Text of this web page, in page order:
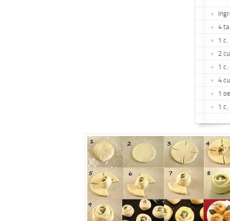
4
1
2
1 c.
4
1
1